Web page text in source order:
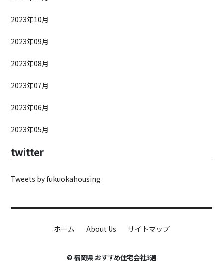
2023年10月
2023年09月
2023年08月
2023年07月
2023年06月
2023年05月
twitter
Tweets by fukuokahousing
ホーム About Us サイトマップ
© 福岡県 おすすめ住宅会社3選